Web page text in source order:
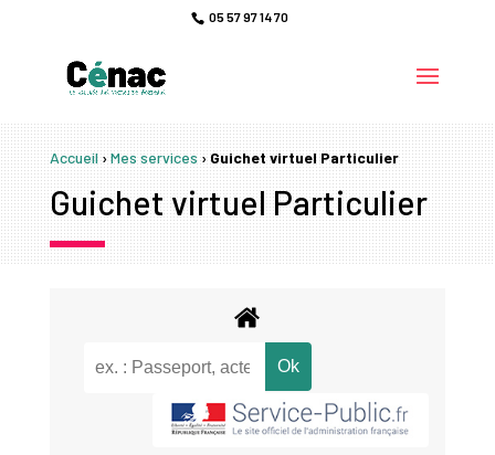
05 57 97 14 70
Accueil›Mes services›Guichet virtuel Particulier
Guichet virtuel Particulier